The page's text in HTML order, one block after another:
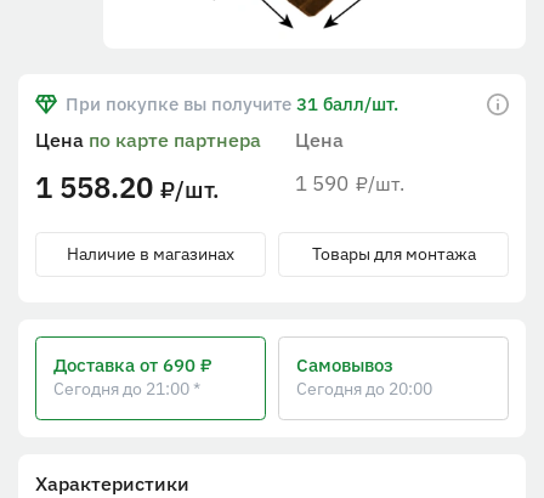
Характеристики
При покупке вы получите 31 балл/шт.
Цена
1 590 ₽/шт.
Цена по карте партнера
1 558.20 ₽/шт.
Наличие в магазинах Товары для монтажа
Доставка от 690 ₽
Сегодня до 21:00 *
Самовывоз
Сегодня до 20:00